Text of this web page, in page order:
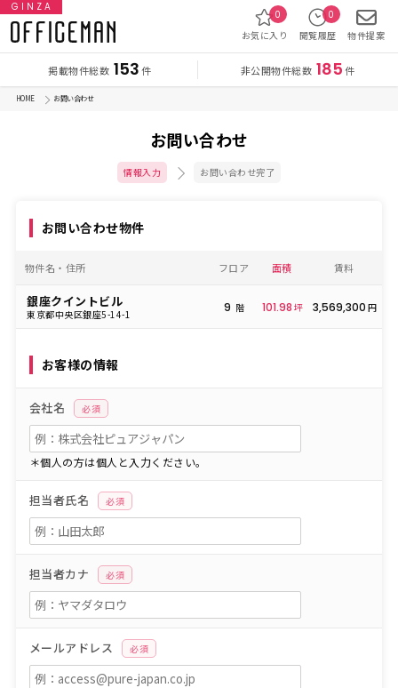
GINZA
掲載物件総数 153件 非公開物件総数 185件
お気に入り
0
閲覧履歴
0
物件提案
HOME お問い合わせ
お問い合わせ
情報入力 お問い合わせ完了
お問い合わせ物件
物件名・住所 フロア 面積 賃料
銀座クイントビル
東京都中央区銀座5-14-1 9 階 101.98 坪 3,569,300 円
お客様の情報
会社名 必須
＊個人の方は個人と入力ください。
担当者氏名 必須
担当者カナ 必須
メールアドレス 必須